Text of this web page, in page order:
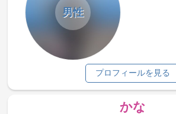
男性
プロフィールを見る
かな